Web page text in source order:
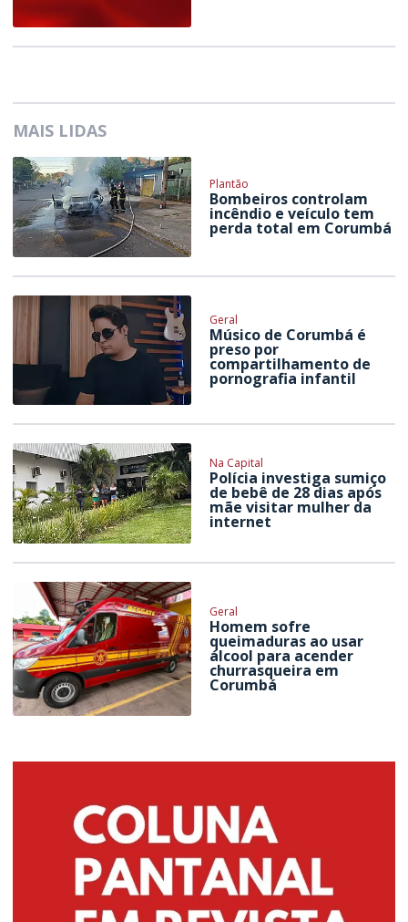
MAIS LIDAS
Plantão
Bombeiros controlam
incêndio e veículo tem
perda total em Corumbá
Geral
Músico de Corumbá é
preso por
compartilhamento de
pornografia infantil
Na Capital
Polícia investiga sumiço
de bebê de 28 dias após
mãe visitar mulher da
internet
Geral
Homem sofre
queimaduras ao usar
álcool para acender
churrasqueira em
Corumbá